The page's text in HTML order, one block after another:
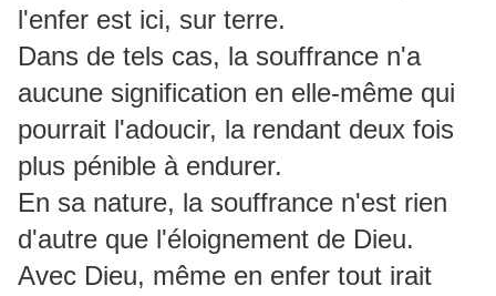
l'enfer est ici, sur terre.
Dans de tels cas, la souffrance n'a
aucune signification en elle-même qui
pourrait l'adoucir, la rendant deux fois
plus pénible à endurer.
En sa nature, la souffrance n'est rien
d'autre que l'éloignement de Dieu.
Avec Dieu, même en enfer tout irait